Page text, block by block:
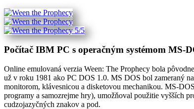
Počítač IBM PC s operačným systémom MS-
Online emulovaná verzia Ween: The Prophecy bola
už v roku 1981 ako PC DOS 1.0. MS DOS bol zameraný
monitorom, klávesnicou a disketovou mechanikou. MS-
programy a samozrejme hry), umožňoval použitie vyšších
cudzojazyčných znakov a pod.